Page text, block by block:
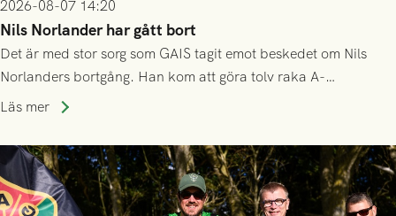
2026-08-07 14:20
Nils Norlander har gått bort
Det är med stor sorg som GAIS tagit emot beskedet om Nils
Norlanders bortgång. Han kom att göra tolv raka A-
lagssäsonger i Grönsvart och är en av få spelare som i GAIS
Läs mer